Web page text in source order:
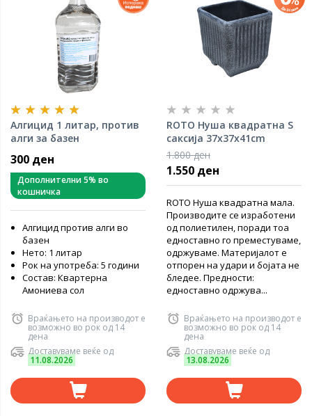
Алгицид 1 литар, против
алги за базен
300 ден
Дополнителни 5% во
кошничка
Алгицид против алги во
базен
Нето: 1 литар
Рок на употреба: 5 години
Состав: Квартерна
Амониева сол
Враќањето на производот е
возможно во рок од 14
дена
Доставуваме веќе од
11.08.2026
ROTO Нуша квадратна S
саксија 37x37x41cm
1.800 ден
1.550 ден
ROTO Нуша квадратна мала.
Производите се изработени
од полиетилен, поради тоа
едноставно го преместуваме,
одржуваме. Материјалот е
отпорен на удари и бојата не
бледее. Предности:
едноставно одржува...
Враќањето на производот е
возможно во рок од 14
дена
Доставуваме веќе од
13.08.2026